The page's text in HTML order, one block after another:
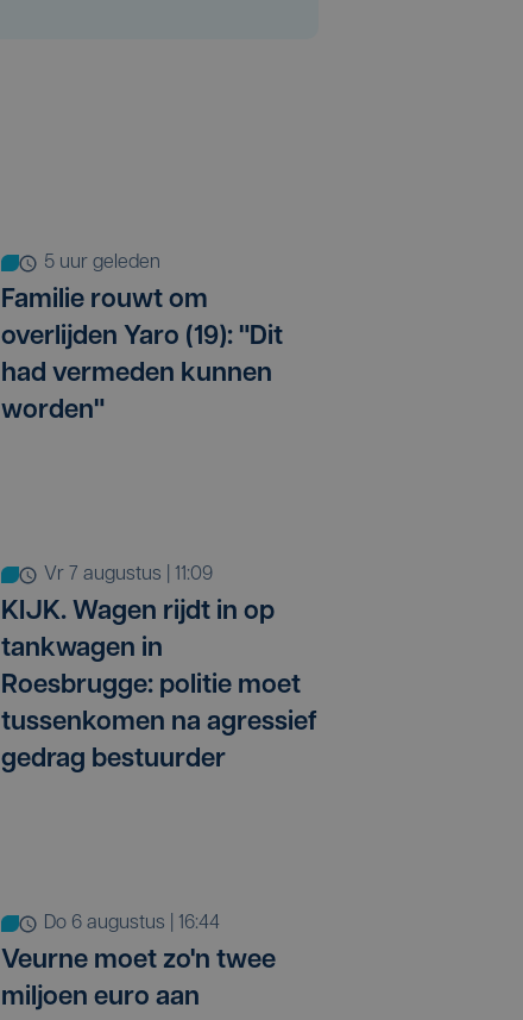
5 uur geleden
Familie rouwt om
overlijden Yaro (19): "Dit
had vermeden kunnen
worden"
vr 7 augustus | 11:09
KIJK. Wagen rijdt in op
tankwagen in
Roesbrugge: politie moet
tussenkomen na agressief
gedrag bestuurder
do 6 augustus | 16:44
Veurne moet zo'n twee
miljoen euro aan